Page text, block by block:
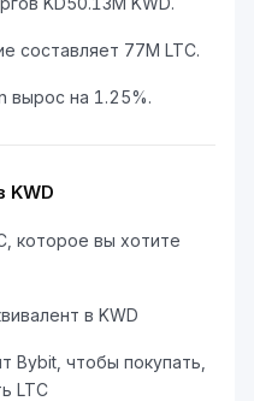
составляет 77M LTC.
вырос на 1.25%.
KWD
которое вы хотите
в KWD
Bybit, чтобы покупать,
LTC